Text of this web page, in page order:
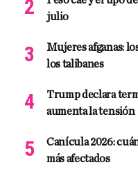
julio
Mujeres afganas:
los talibanes
Trump declara
aumenta la tensión
Canícula 2026:
más afectados